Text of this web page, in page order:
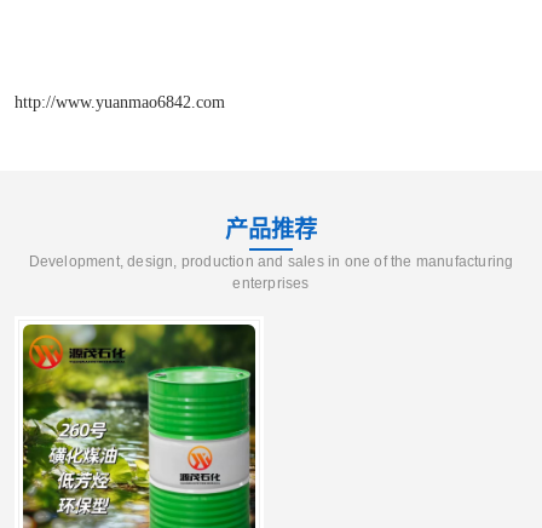
http://www.yuanmao6842.com
产品推荐
Development, design, production and sales in one of the manufacturing
enterprises